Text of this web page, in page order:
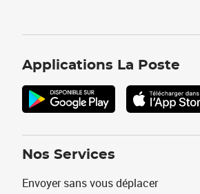
Applications La Poste
Nos Services
Envoyer sans vous déplacer